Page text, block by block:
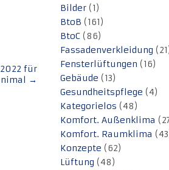
für
→
Bilder (1)
BtoB (161)
BtoC (86)
Fassadenverkleidung
Fensterlüftungen (16)
Gebäude (13)
Gesundheitspflege (4)
Kategorielos (48)
Komfort. Außenklima
Komfort. Raumklima
Konzepte (62)
Lüftung (48)